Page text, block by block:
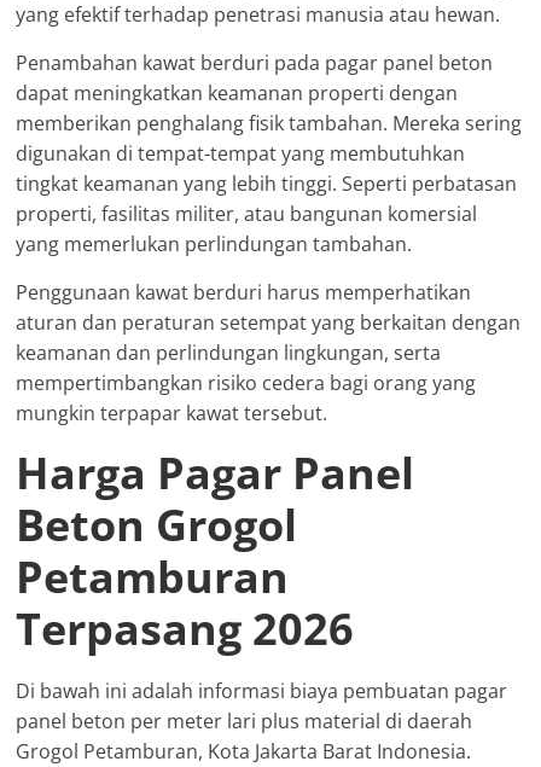
yang efektif terhadap penetrasi manusia atau hewan.
Penambahan kawat berduri pada pagar panel beton
dapat meningkatkan keamanan properti dengan
memberikan penghalang fisik tambahan. Mereka sering
digunakan di tempat-tempat yang membutuhkan
tingkat keamanan yang lebih tinggi. Seperti perbatasan
properti, fasilitas militer, atau bangunan komersial
yang memerlukan perlindungan tambahan.
Penggunaan kawat berduri harus memperhatikan
aturan dan peraturan setempat yang berkaitan dengan
keamanan dan perlindungan lingkungan, serta
mempertimbangkan risiko cedera bagi orang yang
mungkin terpapar kawat tersebut.
Harga Pagar Panel
Beton Grogol
Petamburan
Terpasang 2026
Di bawah ini adalah informasi biaya pembuatan pagar
panel beton per meter lari plus material di daerah
Grogol Petamburan, Kota Jakarta Barat Indonesia.